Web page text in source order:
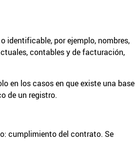
identificable, por ejemplo, nombres,
contables y de facturación,
en los casos en que existe una base
de un registro.
cumplimiento del contrato. Se